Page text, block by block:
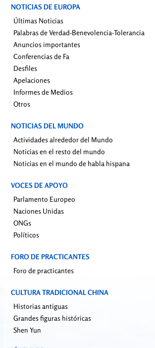
NOTICIAS DE EUROPA
Últimas Noticias
Palabras de Verdad-Benevolencia-Tolerancia
Anuncios importantes
Conferencias de Fa
Desfiles
Apelaciones
Informes de Medios
Otros
NOTICIAS DEL MUNDO
Actividades alrededor del Mundo
Noticias en el resto del mundo
Noticias en el mundo de habla hispana
VOCES DE APOYO
Parlamento Europeo
Naciones Unidas
ONGs
Políticos
FORO DE PRACTICANTES
Foro de practicantes
CULTURA TRADICIONAL CHINA
Historias antiguas
Grandes figuras históricas
Shen Yun